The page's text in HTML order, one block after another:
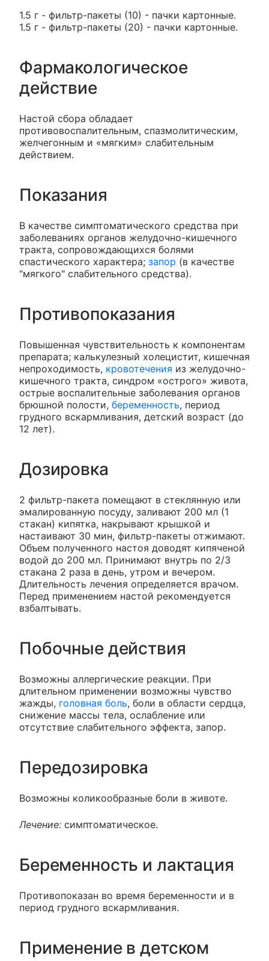
1.5 г - фильтр-пакеты (10) - пачки картонные.
1.5 г - фильтр-пакеты (20) - пачки картонные.
Фармакологическое
действие
Настой сбора обладает
противовоспалительным, спазмолитическим,
желчегонным и «мягким» слабительным
действием.
Показания
В качестве симптоматического средства при
заболеваниях органов желудочно-кишечного
тракта, сопровождающихся болями
спастического характера; запор (в качестве
"мягкого" слабительного средства).
Противопоказания
Повышенная чувствительность к компонентам
препарата; калькулезный холецистит, кишечная
непроходимость, кровотечения из желудочно-
кишечного тракта, синдром «острого» живота,
острые воспалительные заболевания органов
брюшной полости, беременность, период
грудного вскармливания, детский возраст (до
12 лет).
Дозировка
2 фильтр-пакета помещают в стеклянную или
эмалированную посуду, заливают 200 мл (1
стакан) кипятка, накрывают крышкой и
настаивают 30 мин, фильтр-пакеты отжимают.
Объем полученного настоя доводят кипяченой
водой до 200 мл. Принимают внутрь по 2/3
стакана 2 раза в день, утром и вечером.
Длительность лечения определяется врачом.
Перед применением настой рекомендуется
взбалтывать.
Побочные действия
Возможны аллергические реакции. При
длительном применении возможны чувство
жажды, головная боль, боли в области сердца,
снижение массы тела, ослабление или
отсутствие слабительного эффекта, запор.
Передозировка
Возможны коликообразные боли в животе.
Лечение: симптоматическое.
Беременность и лактация
Противопоказан во время беременности и в
период грудного вскармливания.
Применение в детском